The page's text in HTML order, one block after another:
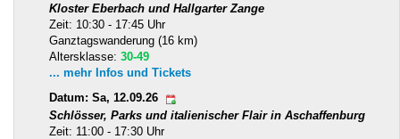
Kloster Eberbach und Hallgarter Zange
Zeit: 10:30 - 17:45 Uhr
Ganztagswanderung (16 km)
Altersklasse: 30-49
... mehr Infos und Tickets
Datum: Sa, 12.09.26
Schlösser, Parks und italienischer Flair in Aschaffenburg
Zeit: 11:00 - 17:30 Uhr